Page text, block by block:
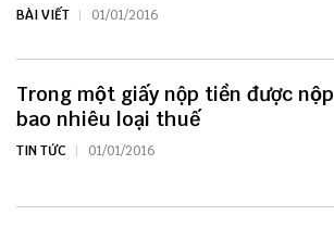
BÀI VIẾT 01/01/2016
Trong một giấy nộp tiền được nộp
bao nhiêu loại thuế
TIN TỨC 01/01/2016